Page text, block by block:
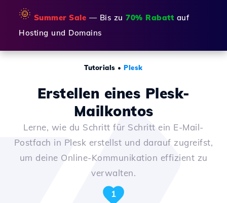
🌞 Summer Sale — Bis zu 70% Rabatt auf
Hosting und Domains
Tutorials •Plesk
Erstellen eines Plesk-
Mailkontos
Lerne, wie du Schritt für Schritt ein E-Mail-
Postfach in Plesk erstellst und darauf zugreifst,
um deine Online-Kommunikation effizient zu
verwalten.
1